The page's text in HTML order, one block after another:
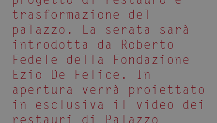
trasformazione del
palazzo. La serata sarà
introdotta da Roberto
Fedele della Fondazione
Ezio De Felice. In
apertura verrà proiettato
in esclusiva il video dei
restauri di Palazzo